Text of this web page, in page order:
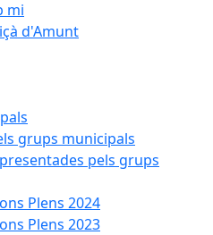
mi
d'Amunt
grups municipals
pels grups
Plens 2024
Plens 2023